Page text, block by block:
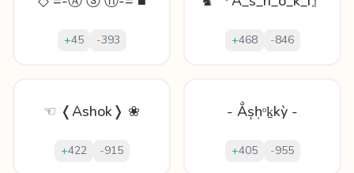
+45 -393 +468 -846
☜ ❬Ashok❭ ❀
+422 -915
- Ẳșḥᵒḵkỳ -
+405 -955